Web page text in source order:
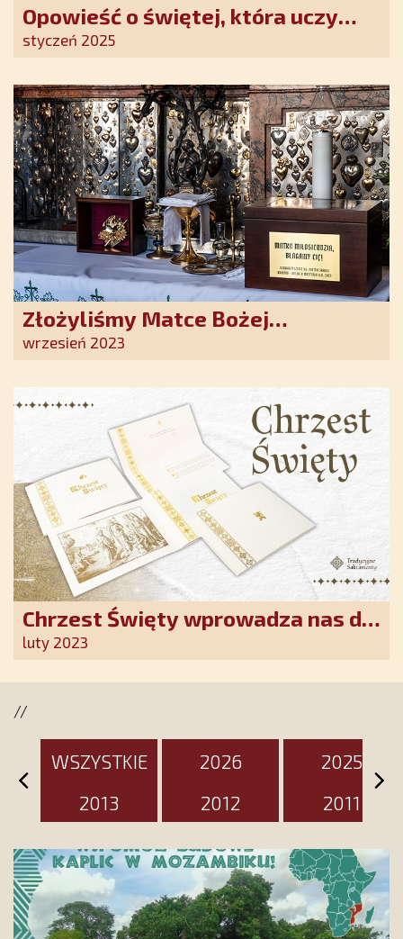
Opowieść o świętej, która uczy
szczerego oddania się Bogu.
nadziei w XXI wieku
styczeń 2025
Złożyliśmy Matce Bożej
Ostrobramskiej pozłacane wotum
wrzesień 2023
Chrzest Święty wprowadza nas do
wspólnoty Kościoła. Nasz pakiet
luty 2023
//
WSZYSTKIE 2026
2025
2013
2012 2011